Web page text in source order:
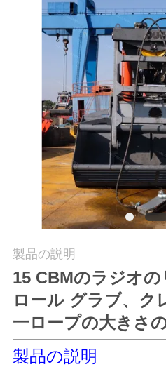
品
質
管
理
製品の説明
15 CBMのラジオ
ロール グラブ、ク
一ロープの大きさ
製品の説明